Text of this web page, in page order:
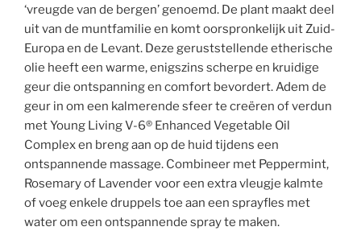
‘vreugde van de bergen’ genoemd. De plant maakt deel
uit van de muntfamilie en komt oorspronkelijk uit Zuid-
Europa en de Levant. Deze geruststellende etherische
olie heeft een warme, enigszins scherpe en kruidige
geur die ontspanning en comfort bevordert. Adem de
geur in om een kalmerende sfeer te creëren of verdun
met Young Living V-6® Enhanced Vegetable Oil
Complex en breng aan op de huid tijdens een
ontspannende massage. Combineer met Peppermint,
Rosemary of Lavender voor een extra vleugje kalmte
of voeg enkele druppels toe aan een sprayfles met
water om een ontspannende spray te maken.